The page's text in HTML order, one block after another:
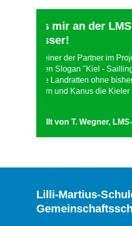
Was mir an der
"Ich finde gut, dass es
und wenn es mal nicht
man kann mit ihnen
erstellt von Martin, 8.
Soziale, kulturelle und
entscheidend für positive